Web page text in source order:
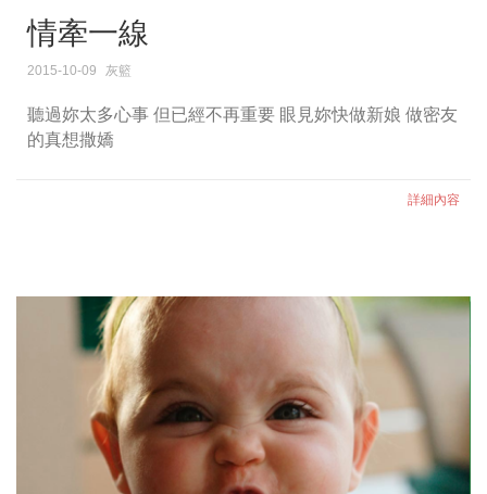
情牽一線
2015-10-09 灰籃
聽過妳太多心事 但已經不再重要 眼見妳快做新娘 做密友
的真想撒嬌
詳細內容